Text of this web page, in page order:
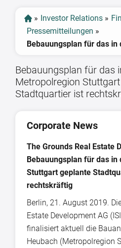
» Investor Relations »
Pressemitteilungen »
Bebauungsplan für das
Metropolregion
Stadtquartier ist
Corporate News
The Grounds Real Estate
Bebauungsplan für das
Stuttgart geplante
rechtskräftig
Berlin, 21. August 2019.
Estate Development AG
finalisiert aktuell die
Heubach (Metropolregion